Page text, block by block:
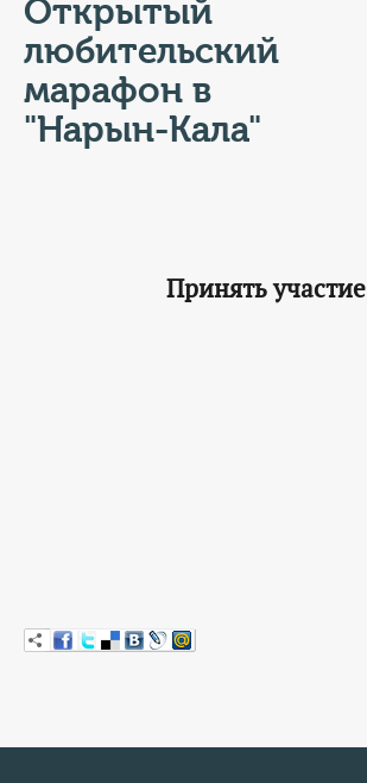
ТАРИФЫ
ГЕРОИ Z
КАТАЛОГ УСЛУГ
Открытый
любительский
марафон в
"Нарын-Кала"
Принять участие